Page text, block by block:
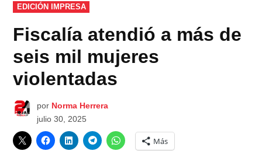
PUBLICADO
EN
EDICIÓN IMPRESA
Fiscalía atendió a más de
seis mil mujeres
violentadas
por Norma Herrera
julio 30, 2025
Más